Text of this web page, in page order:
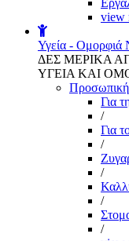
view
Υγεία - Ομορφιά
ΔΕΣ ΜΕΡΙΚΑ
ΥΓΕΙΑ ΚΑΙ
Για
/
Για
/
/
/
/